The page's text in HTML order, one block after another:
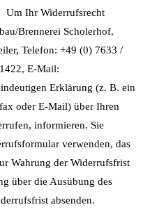
Um Ihr Widerrufsrecht
Brennerei Scholerhof,
Telefon: +49 (0) 7633 /
E-Mail:
Erklärung (z. B. ein
oder E-Mail) über Ihren
informieren. Sie
verwenden, das
Wahrung der Widerrufsfrist
über die Ausübung des
absenden.